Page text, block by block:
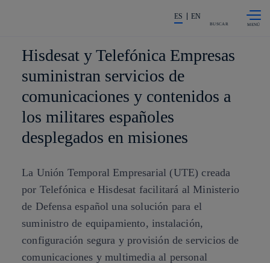
La acción en accionistas e
ES EN
BUSCAR
Hisdesat y Telefónica Empresas
suministran servicios de
comunicaciones y contenidos a
los militares españoles
desplegados en misiones
La Unión Temporal Empresarial (UTE) creada
por Telefónica e Hisdesat facilitará al Ministerio
de Defensa español una solución para el
suministro de equipamiento, instalación,
configuración segura y provisión de servicios de
comunicaciones y multimedia al personal